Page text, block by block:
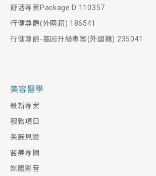
舒活專案Package D 110357
行健尊爵(外國籍) 186541
行健尊爵-基因升級專案(外國籍) 235041
美容醫學
最新專案
服務項目
美麗見證
醫美專欄
媒體影音